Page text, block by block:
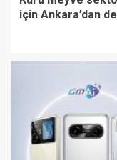
için Ankara’dan